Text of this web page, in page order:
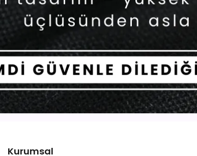
Kurumsal